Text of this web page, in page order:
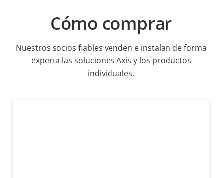
Cómo comprar
Nuestros socios fiables venden e instalan de forma
experta las soluciones Axis y los productos
individuales.